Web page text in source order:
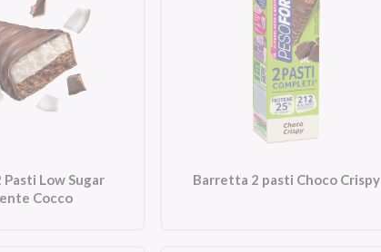
Low Sugar
Cocco
Barretta 2 pasti Choco Crispy